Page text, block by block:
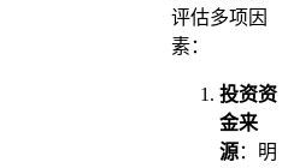
评估多项因
素：
投资资
金来
源：明